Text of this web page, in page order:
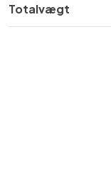
Totalvægt​